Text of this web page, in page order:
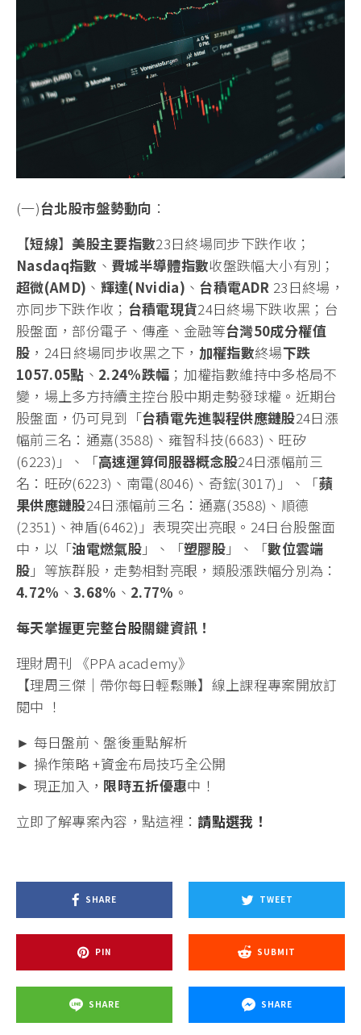
(一)台北股市盤勢動向 ：
【短線】美股主要指數23日終場同步下跌作收；
Nasdaq指數 、 費城半導體指數收盤跌幅大小有別；
超微(AMD) 、 輝達(Nvidia) 、 台積電ADR 23日終場，
亦同步下跌作收； 台積電現貨24日終場下跌收黑；台
股盤面，部份電子、傳產、金融等台灣50成分權值
股 ，24日終場同步收黑之下， 加權指數終場下跌
1057.05點 、 2.24%跌幅 ；加權指數維持中多格局不
變，場上多方持續主控台股中期走勢發球權。近期台
股盤面，仍可見到「台積電先進製程供應鏈股24日漲
幅前三名：通嘉(3588)、雍智科技(6683)、旺矽
(6223)」、「高速運算伺服器概念股24日漲幅前三
名：旺矽(6223)、南電(8046)、奇鋐(3017)」、「蘋
果供應鏈股24日漲幅前三名：通嘉(3588)、順德
(2351)、神盾(6462)」表現突出亮眼。24日台股盤面
中，以「油電燃氣股 」、「塑膠股 」、「數位雲端
股 」等族群股，走勢相對亮眼，類股漲跌幅分別為：
4.72% 、3.68% 、 2.77% 。
每天掌握更完整台股關鍵資訊！
理財周刊 《PPA academy》
【理周三傑｜帶你每日輕鬆賺】線上課程專案開放訂
閱中 ！
► 每日盤前 、盤後重點解析
► 操作策略 +資金布局技巧全公開
► 現正加入， 限時五折優惠中！
立即了解專案內容，點這裡： 請點選我！
SHARE TWEET
PIN SUBMIT
SHARE SHARE